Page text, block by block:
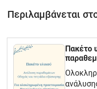
Περιλαμβάνεται
Πακέτο